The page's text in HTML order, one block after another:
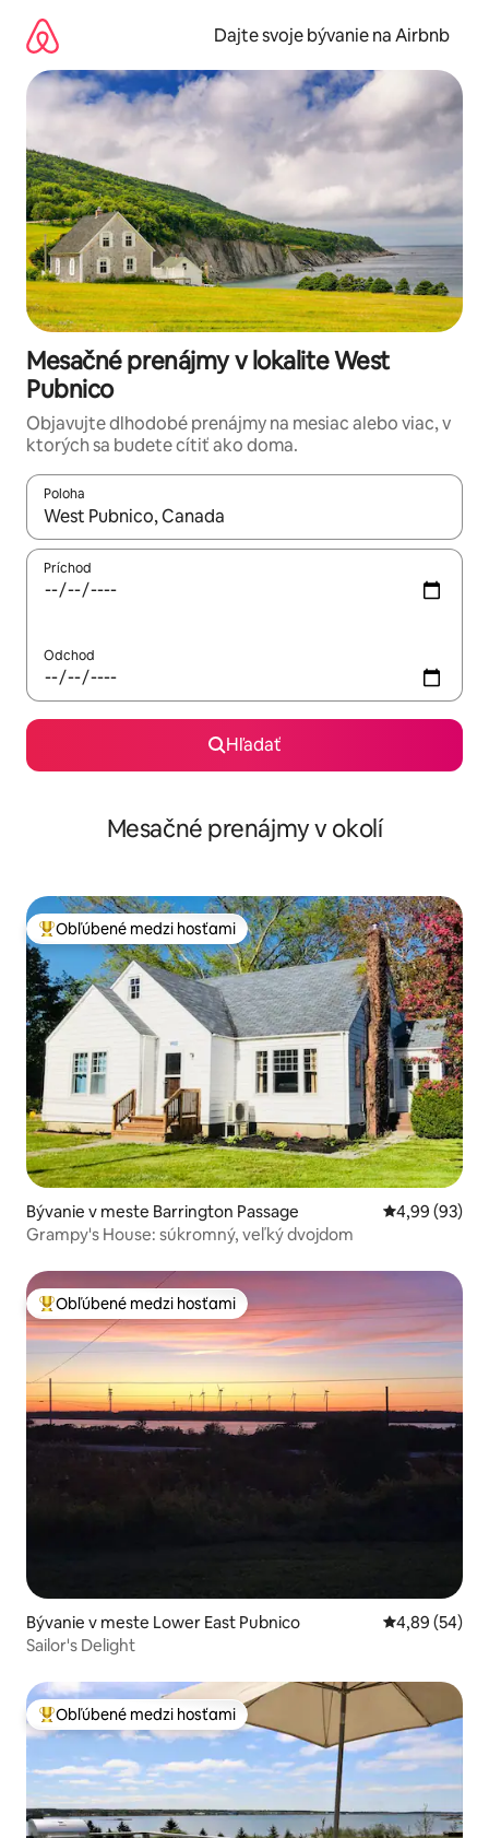
obsah.
Dajte svoje bývanie na Airbnb
Mesačné prenájmy v lokalite West
Pubnico
Objavujte dlhodobé prenájmy na mesiac alebo viac, v
ktorých sa budete cítiť ako doma.
Poloha
Keď budú výsledky k dispozícii, môžete si ich prechádzať
Príchod
Odchod
Hľadať
Mesačné prenájmy v okolí
Najobľúbenejšie medzi hosťami
Obľúbené medzi hosťami
Bývanie v meste Barrington Passage Priemerné
4,99 (93)
Grampy's House: súkromný, veľký dvojdom
Najobľúbenejšie medzi hosťami
Obľúbené medzi hosťami
Bývanie v meste Lower East Pubnico Priemerné
4,89 (54)
Sailor's Delight
Najobľúbenejšie medzi hosťami
Obľúbené medzi hosťami